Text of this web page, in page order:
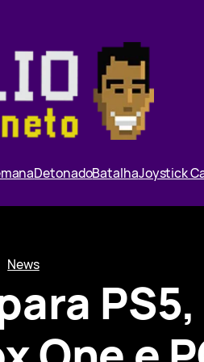
DetonadoBatalhaJoystick
News